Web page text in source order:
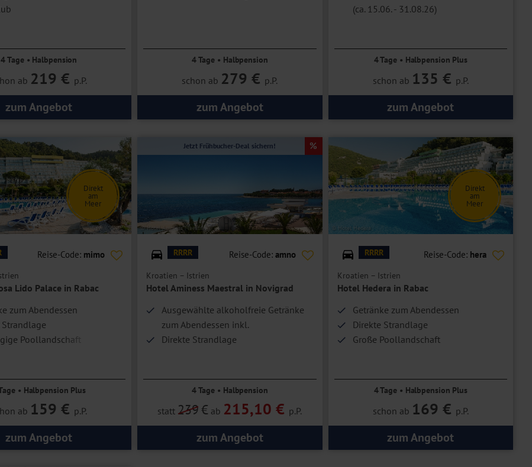
4 Tage • Halbpension
ab 219 € p.P.
zum Angebot
4 Tage • Halbpension
schon ab 279 € p.P.
zum Angebot
(ca. 15.06. - 31.08.26)
4 Tage • Halbpension Plus
schon ab 135 € p.P.
zum Angebot
Direkt
am
Meer
Reise-Code: mimo
Lido Palace in Rabac
zum Abendessen
Poollandschaft
• Halbpension Plus
ab 159 € p.P.
zum Angebot
© Hotel Aminess Maestral
Jetzt Frühbucher-Deal sichern!
RRRR Reise-Code: amno
Kroatien – Istrien
Hotel Aminess Maestral in Novigrad
Ausgewählte alkoholfreie Getränke
zum Abendessen inkl.
Direkte Strandlage
4 Tage • Halbpension
statt 239€ ab 215,10 € p.P.
zum Angebot
© Hotel Hedera
Direkt
am
Meer
RRRR Reise-Code: hera
Kroatien – Istrien
Hotel Hedera in Rabac
Getränke zum Abendessen
Direkte Strandlage
Große Poollandschaft
4 Tage • Halbpension Plus
schon ab 169 € p.P.
zum Angebot